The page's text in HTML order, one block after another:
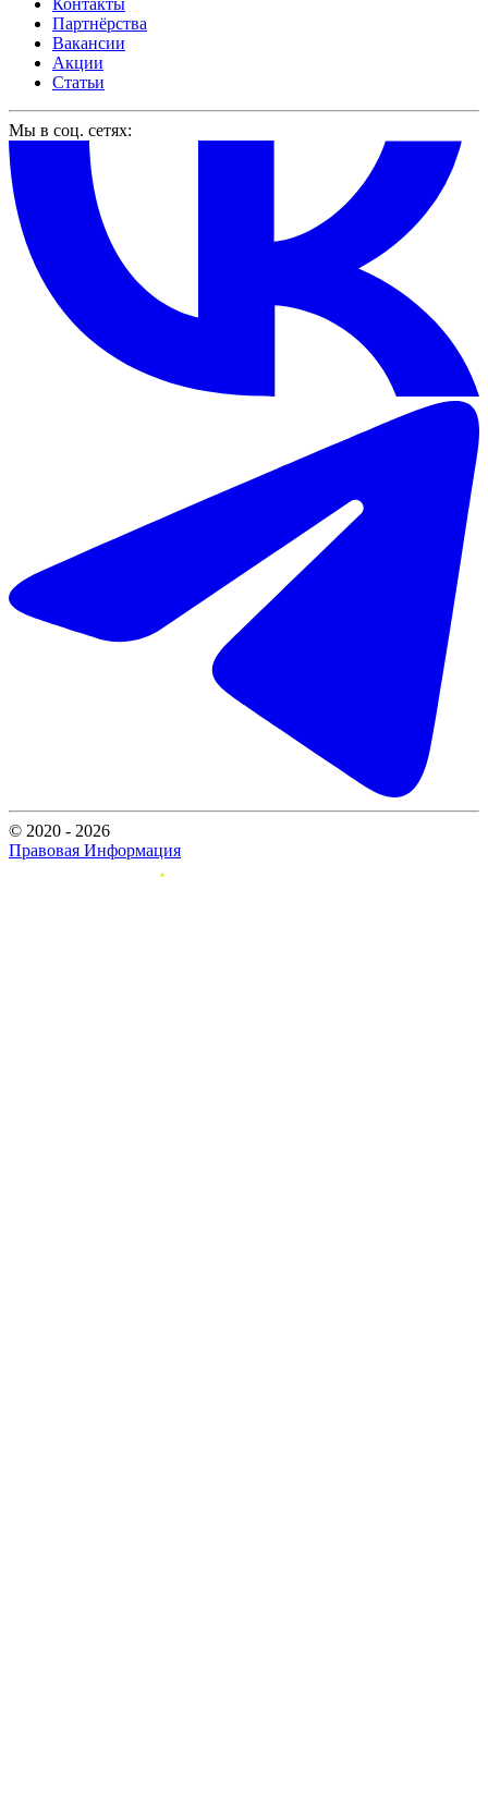
Партнёрства
Вакансии
Акции
Статьи
Мы в соц. сетях:
© 2020 - 2026
Правовая Информация